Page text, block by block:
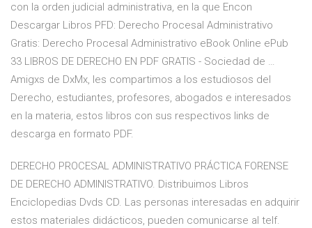
con la orden judicial administrativa, en la que Encon
Descargar Libros PFD: Derecho Procesal Administrativo
Gratis: Derecho Procesal Administrativo eBook Online ePub
33 LIBROS DE DERECHO EN PDF GRATIS - Sociedad de …
Amigxs de DxMx, les compartimos a los estudiosos del
Derecho, estudiantes, profesores, abogados e interesados
en la materia, estos libros con sus respectivos links de
descarga en formato PDF.
DERECHO PROCESAL ADMINISTRATIVO PRÁCTICA FORENSE
DE DERECHO ADMINISTRATIVO. Distribuimos Libros
Enciclopedias Dvds CD. Las personas interesadas en adquirir
estos materiales didácticos, pueden comunicarse al telf.